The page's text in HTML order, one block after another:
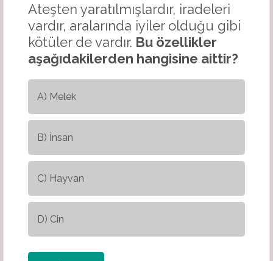
Ateşten yaratılmışlardır, iradeleri
vardır, aralarında iyiler olduğu gibi
kötüler de vardır. Bu özellikler
aşağıdakilerden hangisine aittir?
A) Melek
B) İnsan
C) Hayvan
D) Cin